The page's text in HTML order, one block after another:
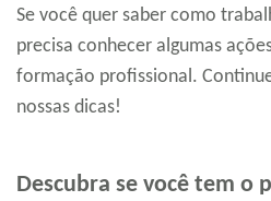
Se você quer saber como
precisa conhecer algumas
formação profissional.
nossas dicas!
Descubra se você tem o